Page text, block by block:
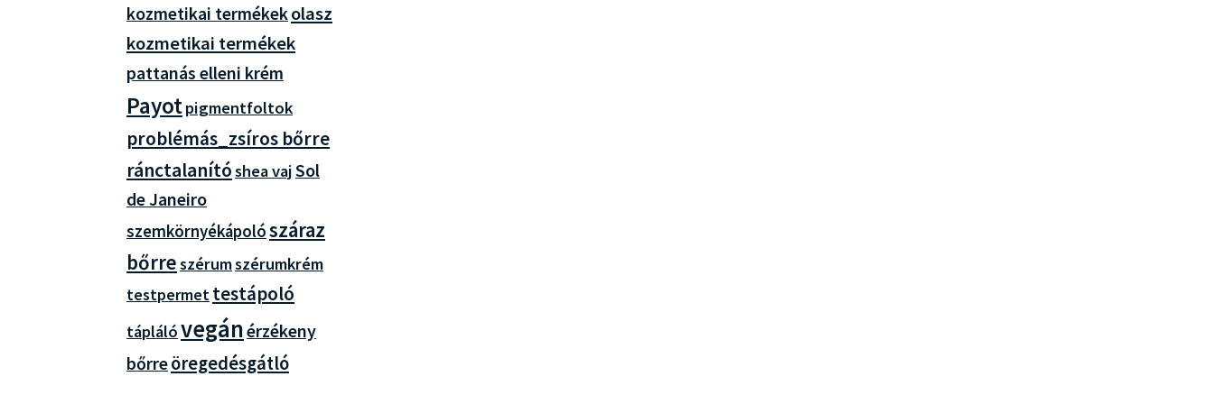
kozmetikai termékekolasz
kozmetikai termékek
pattanás elleni krém
Payotpigmentfoltok
problémás_zsíros bőrre
ránctalanítóshea vajSol
de Janeiro
szemkörnyékápolószáraz
bőrreszérumszérumkrém
testpermettestápoló
táplálóvegánérzékeny
bőrreöregedésgátló